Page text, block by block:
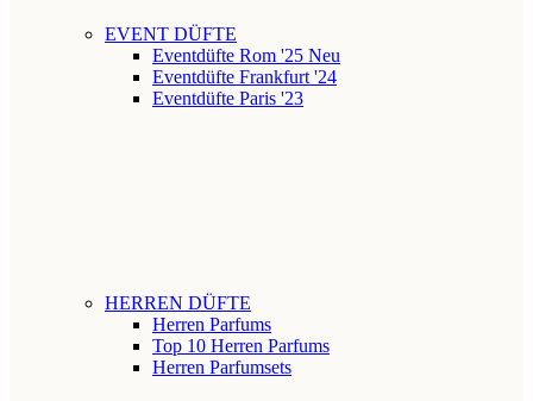
EVENT DÜFTE
Eventdüfte Rom '25 Neu
Eventdüfte Frankfurt '24
Eventdüfte Paris '23
HERREN DÜFTE
Herren Parfums
Top 10 Herren Parfums
Herren Parfumsets